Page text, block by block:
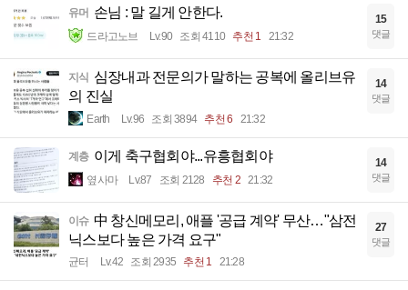
유머 손님 : 말 길게 안한다.
드라고노브 Lv.90 조회 4110 추천 1 21:32
15
댓글
지식
심장내과 전문의가 말하는 공복에 올리브유
의 진실
Earth Lv.96 조회 3894 추천 6 21:32
14
댓글
계층 이게 축구협회야...유흥협회야
옆사마 Lv.87 조회 2128 추천 2 21:32
14
댓글
이슈 中 창신메모리, 애플 '공급 계약' 무산…"삼전
닉스보다 높은 가격 요구"
균터 Lv.42 조회 2935 추천 1 21:28
27
댓글